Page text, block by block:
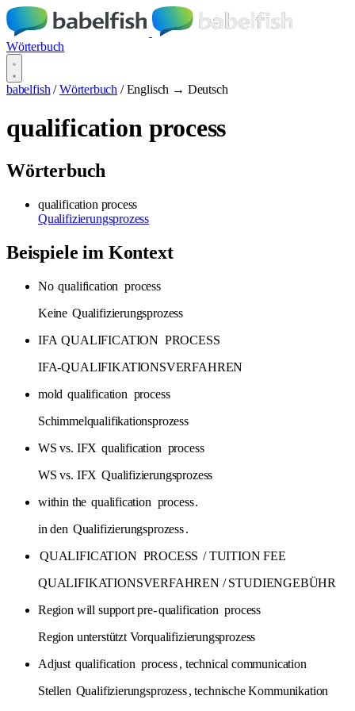
Wörterbuch
babelfish / Wörterbuch / Englisch → Deutsch
qualification process
Wörterbuch
qualification process
Qualifizierungsprozess
Beispiele im Kontext
No qualification process
Keine Qualifizierungsprozess
IFA QUALIFICATION PROCESS
IFA-QUALIFIKATIONSVERFAHREN
mold qualification process
Schimmelqualifikationsprozess
WS vs. IFX qualification process
WS vs. IFX Qualifizierungsprozess
within the qualification process.
in den Qualifizierungsprozess.
QUALIFICATION PROCESS / TUITION FEE
QUALIFIKATIONSVERFAHREN / STUDIENGEBÜHR
Region will support pre-qualification process
Region unterstützt Vorqualifizierungsprozess
Adjust qualification process, technical communication
Stellen Qualifizierungsprozess, technische Kommunikation